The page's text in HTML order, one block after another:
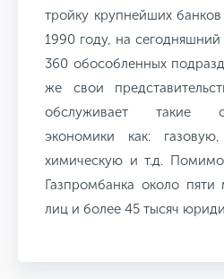
тройку крупнейших
1990 году, на
360 обособленных
же свои
обслуживает такие
экономики как:
химическую и т.д. Помимо
Газпромбанка около
лиц и более 45 тысяч